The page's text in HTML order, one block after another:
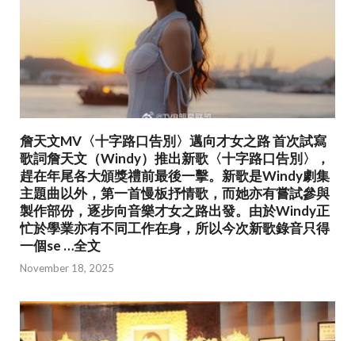
詹天文MV〈十字路口告別〉邁向才女之路 首次試寫
歌詞詹天文（Windy）推出新歌〈十字路口告別〉，
趕在年尾各大頒獎禮前最後一擊。新歌是Windy劇集
主題曲以外，第一首慢板抒情歌，而她亦有嘗試參與
製作部份，逐步向音樂才女之路出發。由於Windy正
忙於學業亦有不同工作在身，所以今次新歌錄音只得
一個se …全文
November 18, 2025